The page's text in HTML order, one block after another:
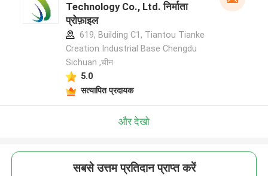
Technology Co., Ltd. निर्माता
प्रोफ़ाइल
619, Building C1, Tiantou Tianke
Creation Industrial Base Chengdu
Sichuan ,चीन
5.0
सत्यापित प्रदायक
और देखो
सबसे उत्तम प्रतिदान प्राप्त करें